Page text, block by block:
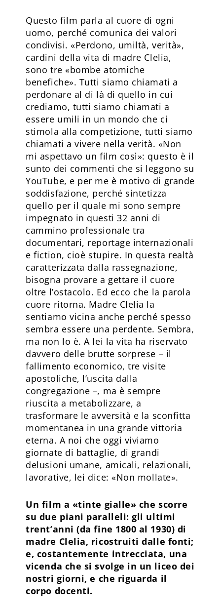
Questo film parla al cuore di ogni
uomo, perché comunica dei valori
condivisi. «Perdono, umiltà, verità»,
cardini della vita di madre Clelia,
sono tre «bombe atomiche
benefiche». Tutti siamo chiamati a
perdonare al di là di quello in cui
crediamo, tutti siamo chiamati a
essere umili in un mondo che ci
stimola alla competizione, tutti siamo
chiamati a vivere nella verità. «Non
mi aspettavo un film così»: questo è il
sunto dei commenti che si leggono su
YouTube, e per me è motivo di grande
soddisfazione, perché sintetizza
quello per il quale mi sono sempre
impegnato in questi 32 anni di
cammino professionale tra
documentari, reportage internazionali
e fiction, cioè stupire. In questa realtà
caratterizzata dalla rassegnazione,
bisogna provare a gettare il cuore
oltre l’ostacolo. Ed ecco che la parola
cuore ritorna. Madre Clelia la
sentiamo vicina anche perché spesso
sembra essere una perdente. Sembra,
ma non lo è. A lei la vita ha riservato
davvero delle brutte sorprese – il
fallimento economico, tre visite
apostoliche, l’uscita dalla
congregazione –, ma è sempre
riuscita a metabolizzare, a
trasformare le avversità e la sconfitta
momentanea in una grande vittoria
eterna. A noi che oggi viviamo
giornate di battaglie, di grandi
delusioni umane, amicali, relazionali,
lavorative, lei dice: «Non mollate».
Un film a «tinte gialle» che scorre
su due piani paralleli: gli ultimi
trent’anni (da fine 1800 al 1930) di
madre Clelia, ricostruiti dalle fonti;
e, costantemente intrecciata, una
vicenda che si svolge in un liceo dei
nostri giorni, e che riguarda il
corpo docenti.